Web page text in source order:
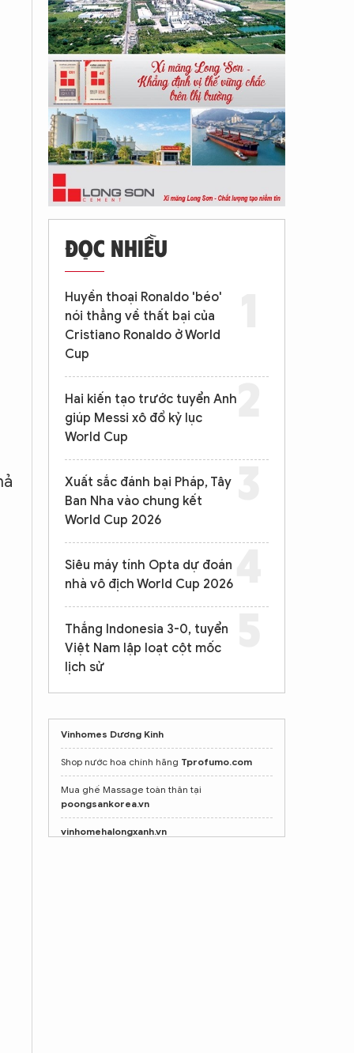
ĐỌC NHIỀU
Huyền thoại Ronaldo 'béo'
nói thẳng về thất bại của
Cristiano Ronaldo ở World
Cup
Hai kiến tạo trước tuyển Anh
giúp Messi xô đổ kỷ lục
World Cup
Xuất sắc đánh bại Pháp, Tây
Ban Nha vào chung kết
World Cup 2026
Siêu máy tính Opta dự đoán
nhà vô địch World Cup 2026
Thắng Indonesia 3-0, tuyển
Việt Nam lập loạt cột mốc
lịch sử
Vinhomes Dương Kinh
Shop nước hoa chính hãng Tprofumo.com
Mua ghế Massage toàn thân tại
poongsankorea.vn
vinhomehalongxanh.vn